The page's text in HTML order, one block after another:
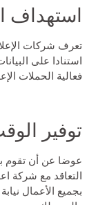
استهداف
تعرف شركات
استنادا على
فعالية الحملات
توفير
عوضا عن أن تقوم
التعاقد مع شركة
بجميع الأعمال